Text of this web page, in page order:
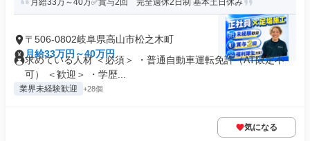
月給33万～40万✅賞与2回 完全週休2日制 基本土日休み
〒506-0802岐阜県高山市松之木町
月給33万円～40万円
求めている人材 ＜必須＞ ・普通自動車運転免許（AT限定不
可） ＜歓迎＞ ・学歴...
業界未経験歓迎 +28個
気になる